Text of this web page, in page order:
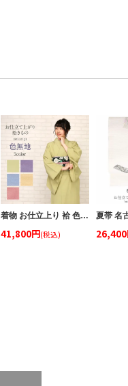
着物 お仕立上り 袷 色無地 ＜東レ シルック＞ Ｍサイズ Ｌサイズ ＜ヒワ、紫、青藤、淡黄、薄紅＞ ポリエステル
41,800円(税込)